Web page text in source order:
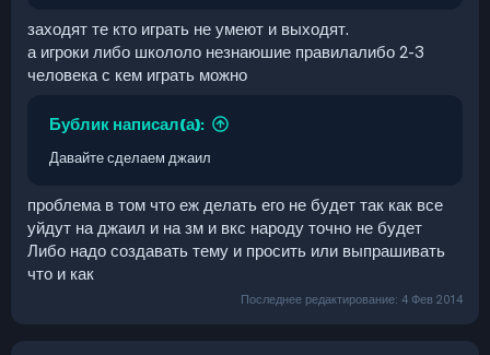
заходят те кто играть не умеют и выходят.
а игроки либо школоло незнаюшие правилалибо 2-3
человека с кем играть можно
Бублик написал(а):
Давайте сделаем джаил
проблема в том что еж делать его не будет так как все
уйдут на джаил и на зм и вкс народу точно не будет
Либо надо создавать тему и просить или выпрашивать
что и как
Последнее редактирование: 4 Фев 2014